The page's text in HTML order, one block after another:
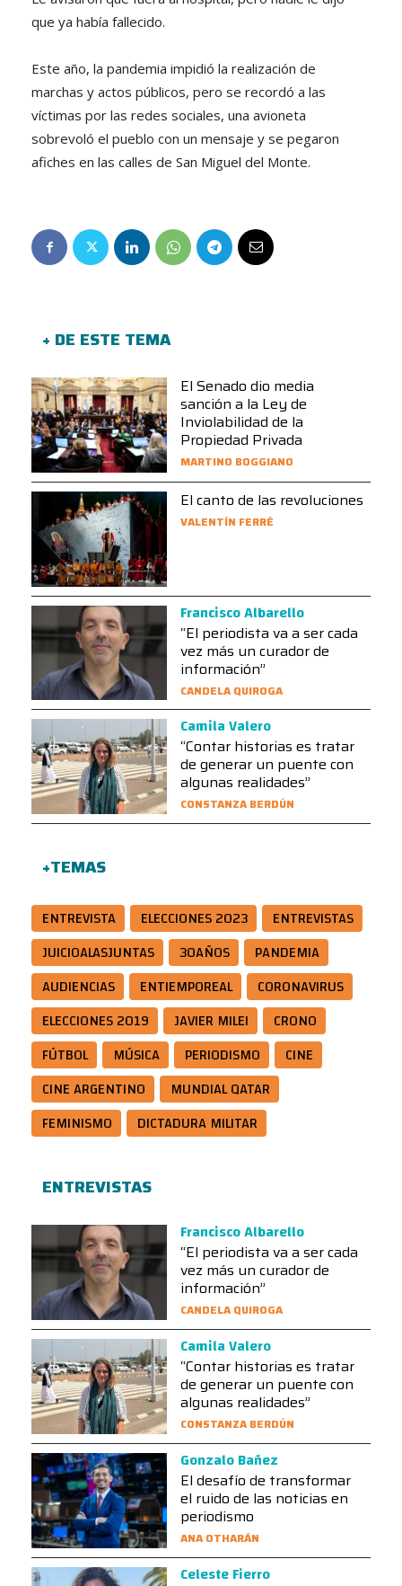
que ya había fallecido.
Este año, la pandemia impidió la realización de
marchas y actos públicos, pero se recordó a las
víctimas por las redes sociales, una avioneta
sobrevoló el pueblo con un mensaje y se pegaron
afiches en las calles de San Miguel del Monte.
+ DE ESTE TEMA
El Senado dio media
sanción a la Ley de
Inviolabilidad de la
Propiedad Privada
MARTINO BOGGIANO
El canto de las revoluciones
VALENTÍN FERRÉ
Francisco Albarello
“El periodista va a ser cada
vez más un curador de
información”
CANDELA QUIROGA
Camila Valero
“Contar historias es tratar
de generar un puente con
algunas realidades”
CONSTANZA BERDÚN
+TEMAS
ENTREVISTA ELECCIONES 2023
ENTREVISTAS
JUICIOALASJUNTAS
30AÑOS
PANDEMIA
AUDIENCIAS
ENTIEMPOREAL
CORONAVIRUS
ELECCIONES 2019
JAVIER MILEI
CRONO
FÚTBOL
MÚSICA PERIODISMO
CINE
CINE ARGENTINO
MUNDIAL QATAR
FEMINISMO
DICTADURA MILITAR
ENTREVISTAS
Francisco Albarello
“El periodista va a ser cada
vez más un curador de
información”
CANDELA QUIROGA
Camila Valero
“Contar historias es tratar
de generar un puente con
algunas realidades”
CONSTANZA BERDÚN
Gonzalo Bañez
El desafío de transformar
el ruido de las noticias en
periodismo
ANA OTHARÁN
Celeste Fierro